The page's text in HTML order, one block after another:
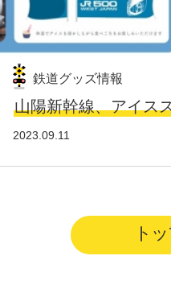
鉄道グッズ情報
山陽新幹線、アイス
2023.09.11
ト